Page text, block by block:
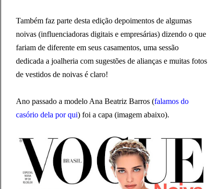
Também faz parte desta edição depoimentos de algumas
noivas (influenciadoras digitais e empresárias) dizendo o que
fariam de diferente em seus casamentos, uma sessão
dedicada a joalheria com sugestões de alianças e muitas fotos
de vestidos de noivas é claro!
Ano passado a modelo Ana Beatriz Barros (falamos do
casório dela por qui) foi a capa (imagem abaixo).